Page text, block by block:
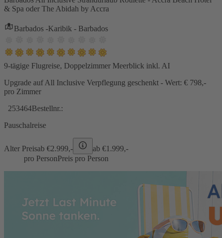
& Spa oder The Abidah by Accra
Barbados -Karibik - Barbados
9-tägige Flugreise, Doppelzimmer Meerblick inkl. AI
Upgrade auf All Inclusive Verpflegung geschenkt - Wert: € 798,-
pro Zimmer
253464Bestellnr.:
Pauschalreise
Alter Preisab €2.999,- ab €1.999,-
pro PersonPreis pro Person